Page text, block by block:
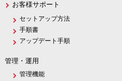
お客様サポート
セットアップ方法
手順書
アップデート手順
管理・運用
管理機能